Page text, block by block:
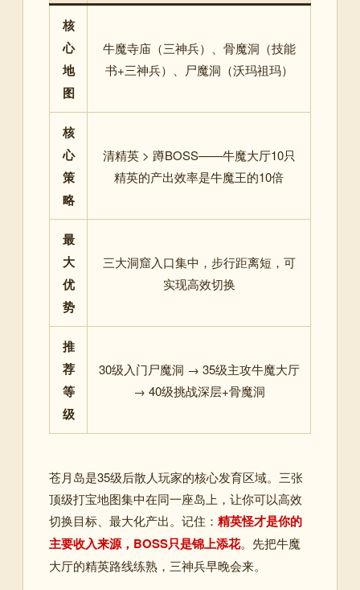
核
心
地
图
牛魔寺庙（三神兵）、骨魔洞（技能
书+三神兵）、尸魔洞（沃玛祖玛）
核
心
策
略
清精英 > 蹲BOSS——牛魔大厅10只
精英的产出效率是牛魔王的10倍
最
大
优
势
三大洞窟入口集中，步行距离短，可
实现高效切换
推
荐
等
级
30级入门尸魔洞 → 35级主攻牛魔大厅
→ 40级挑战深层+骨魔洞
苍月岛是35级后散人玩家的核心发育区域。三张
顶级打宝地图集中在同一座岛上，让你可以高效
切换目标、最大化产出。记住： 精英怪才是你的
主要收入来源，BOSS只是锦上添花。先把牛魔
大厅的精英路线练熟，三神兵早晚会来。